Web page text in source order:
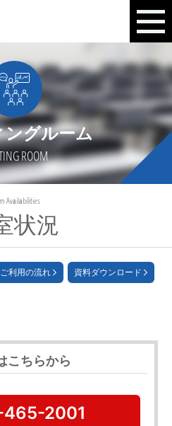
ングルーム
ROOM
状況
Availabilities
ご利用の流れ 資料ダウンロード
こちらから
2001